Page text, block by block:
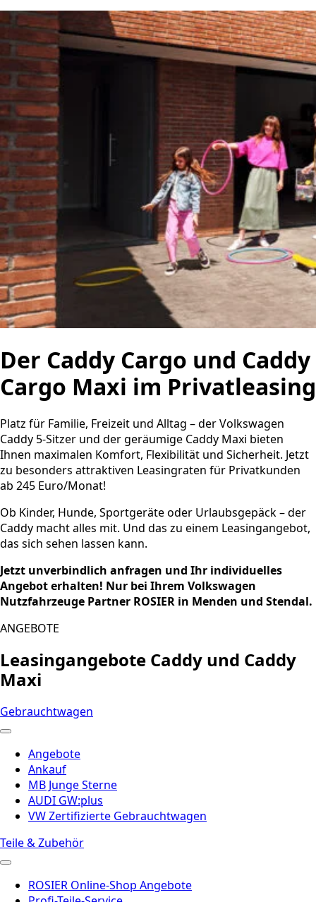
Der Caddy Cargo und Caddy
Cargo Maxi im Privatleasing
Platz für Familie, Freizeit und Alltag – der Volkswagen
Caddy 5-Sitzer und der geräumige Caddy Maxi bieten
Ihnen maximalen Komfort, Flexibilität und Sicherheit. Jetzt
zu besonders attraktiven Leasingraten für Privatkunden
ab 245 Euro/Monat!
Ob Kinder, Hunde, Sportgeräte oder Urlaubsgepäck – der
Caddy macht alles mit. Und das zu einem Leasingangebot,
das sich sehen lassen kann.
Jetzt unverbindlich anfragen und Ihr individuelles
Angebot erhalten! Nur bei Ihrem Volkswagen
Nutzfahrzeuge Partner ROSIER in Menden und Stendal.
ANGEBOTE
Leasingangebote Caddy und Caddy
Maxi
Gebrauchtwagen
Angebote
Ankauf
MB Junge Sterne
AUDI GW:plus
VW Zertifizierte Gebrauchtwagen
Teile & Zubehör
ROSIER Online-Shop Angebote